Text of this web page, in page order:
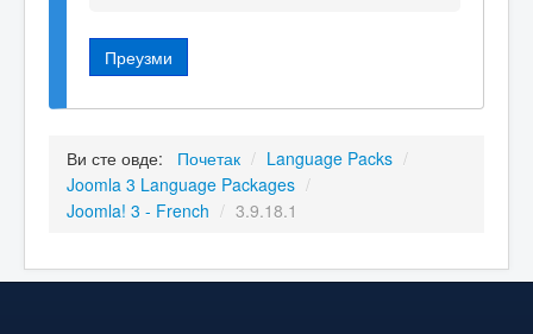
Преузми
Ви сте овде: Почетак / Language Packs /
Joomla 3 Language Packages /
Joomla! 3 - French / 3.9.18.1